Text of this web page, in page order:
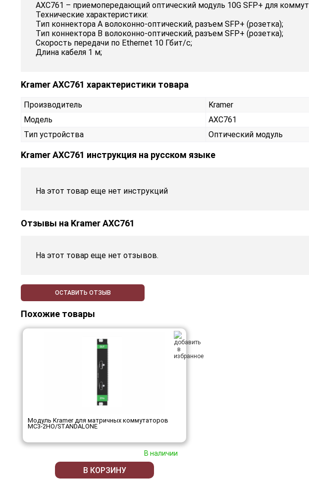
AXC761 – приемопередающий оптический модуль 10G SFP+ для
Технические характеристики:
Тип коннектора A волоконно-оптический, разъем SFP+ (розетка);
Тип коннектора B волоконно-оптический, разъем SFP+ (розетка);
Скорость передачи по Ethernet 10 Гбит/с;
Длина кабеля 1 м;
Kramer AXC761 характеристики товара
Производитель
Kramer
Модель
AXC761
Тип устройства
Оптический модуль
Kramer AXC761 инструкция на русском языке
На этот товар еще нет инструкций
Отзывы на Kramer AXC761
На этот товар еще нет отзывов.
ОСТАВИТЬ ОТЗЫВ
Похожие товары
Модуль Kramer для матричных коммутаторов
MC3-2HO/STANDALONE
В наличии
В КОРЗИНУ